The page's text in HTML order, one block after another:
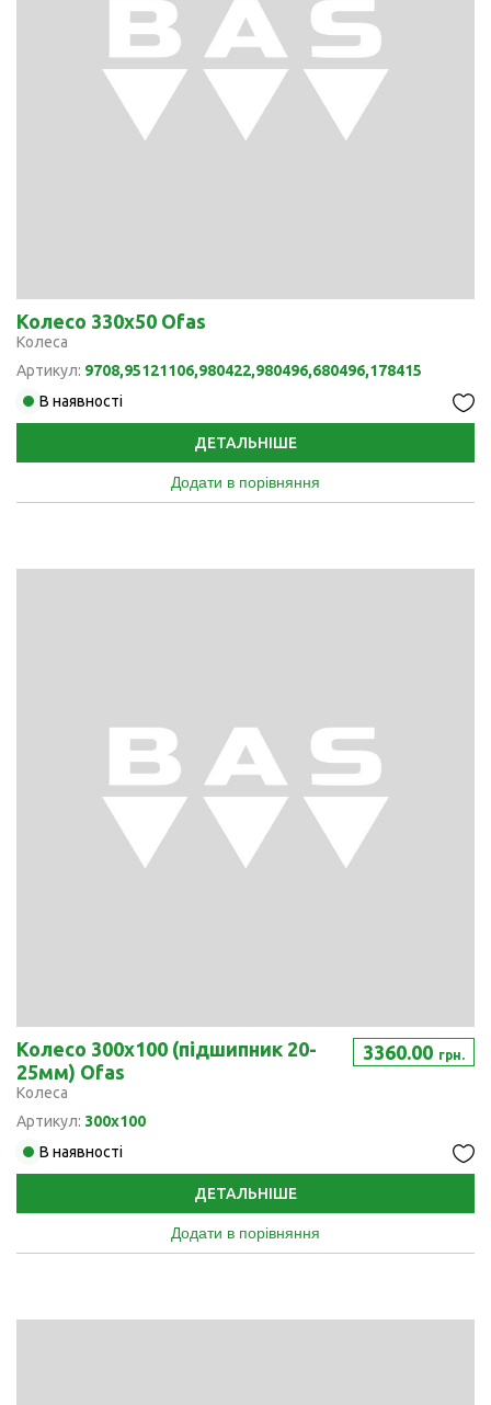
Колесо 330x50 Ofas
Колеса
Артикул: 9708,95121106,980422,980496,680496,178415
В наявності
ДЕТАЛЬНІШЕ
Додати в порівняння
Колесо 300x100 (підшипник 20-
25мм) Ofas
Колеса
Артикул: 300х100
3360.00 грн.
В наявності
ДЕТАЛЬНІШЕ
Додати в порівняння